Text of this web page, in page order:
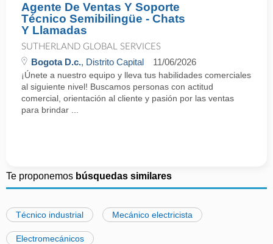
Agente De Ventas Y Soporte
Técnico Semibilingüe - Chats
Y Llamadas
SUTHERLAND GLOBAL SERVICES
Bogota D.c., Distrito Capital 11/06/2026
¡Únete a nuestro equipo y lleva tus habilidades comerciales
al siguiente nivel! Buscamos personas con actitud
comercial, orientación al cliente y pasión por las ventas
para brindar ...
Te proponemos búsquedas similares
Técnico industrial Mecánico electricista
Electromecánicos